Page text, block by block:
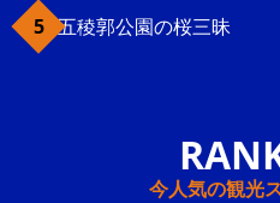
五稜郭公園の桜三昧
今人気の観光